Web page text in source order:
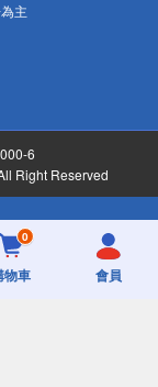
主
6
Right Reserved
0
物車 會員